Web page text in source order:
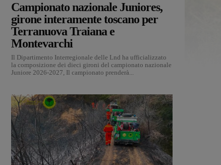
Campionato nazionale Juniores,
girone interamente toscano per
Terranuova Traiana e
Montevarchi
Il Dipartimento Interregionale delle Lnd ha ufficializzato
la composizione dei dieci gironi del campionato nazionale
Juniore 2026-2027, Il campionato prenderà...